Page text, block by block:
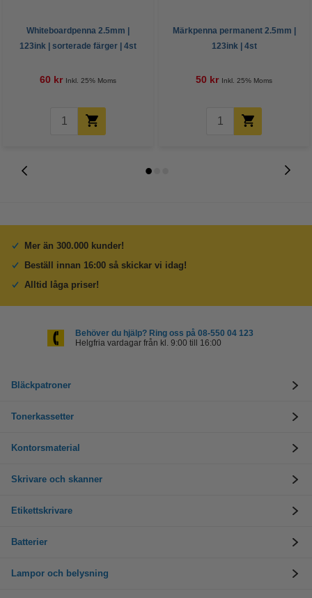
Whiteboardpenna 2.5mm |
123ink | sorterade färger | 4st
60 kr Inkl. 25% Moms
Märkpenna permanent 2.5mm |
123ink | 4st
50 kr Inkl. 25% Moms
Mer än 300.000 kunder!
Beställ innan 16:00 så skickar vi idag!
Alltid låga priser!
Behöver du hjälp? Ring oss på 08-550 04 123
Helgfria vardagar från kl. 9:00 till 16:00
Bläckpatroner
Tonerkassetter
Kontorsmaterial
Skrivare och skanner
Etikettskrivare
Batterier
Lampor och belysning